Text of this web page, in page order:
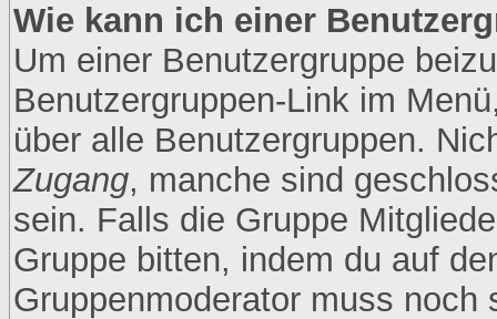
Wie kann ich einer
Um einer Benutzergruppe
Benutzergruppen-Link im
über alle Benutzergruppen.
Zugang, manche sind
sein. Falls die Gruppe
Gruppe bitten, indem du auf
Gruppenmoderator muss